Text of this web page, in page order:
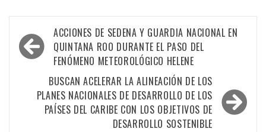
Navegación
de
entradas
ACCIONES DE SEDENA Y GUARDIA NACIONAL EN
QUINTANA ROO DURANTE EL PASO DEL
FENÓMENO METEOROLÓGICO HELENE
BUSCAN ACELERAR LA ALINEACIÓN DE LOS
PLANES NACIONALES DE DESARROLLO DE LOS
PAÍSES DEL CARIBE CON LOS OBJETIVOS DE
DESARROLLO SOSTENIBLE